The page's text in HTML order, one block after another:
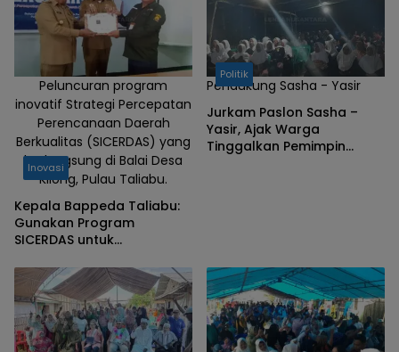
Peluncuran program
inovatif Strategi Percepatan
Perencanaan Daerah
Berkualitas (SICERDAS) yang
berlangsung di Balai Desa
Kilong, Pulau Taliabu.
Inovasi
Kepala Bappeda Taliabu:
Gunakan Program
SICERDAS untuk
Akses Informasi Publik
Pendukung Sasha - Yasir
Politik
Jurkam Paslon Sasha –
Yasir, Ajak Warga
Tinggalkan Pemimpin